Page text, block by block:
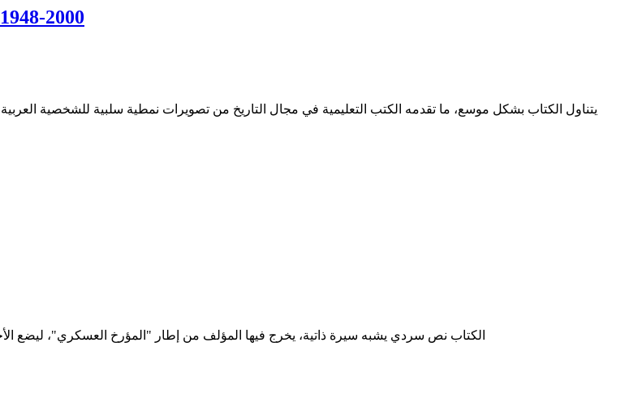
2000
يتناول الكتاب بشكل موسع، ما تقدمه الكتب التعليمية في مجال التاريخ من تصويرات نمطية سلبية للشخصية
الكتاب نص سردي يشبه سيرة ذاتية، يخرج فيها المؤلف من إطار "المؤرخ العسكري"، ليضع